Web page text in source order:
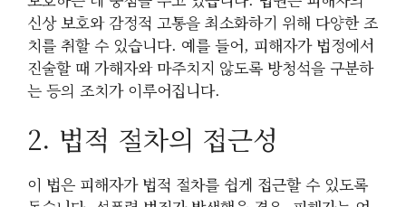
신상 보호와 감정적 고통을 최소화하기 위해 다양한 조
치를 취할 수 있습니다. 예를 들어, 피해자가 법정에서
진술할 때 가해자와 마주치지 않도록 방청석을 구분하
는 등의 조치가 이루어집니다.
2. 법적 절차의 접근성
이 법은 피해자가 법적 절차를 쉽게 접근할 수 있도록